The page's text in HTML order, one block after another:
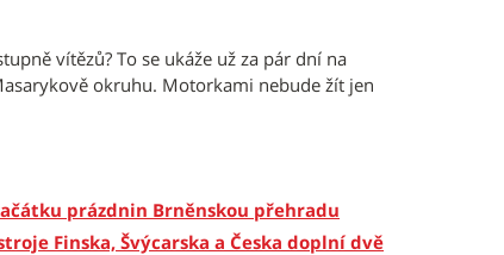
vítězů? To se ukáže už za pár dní na
okruhu. Motorkami nebude žít jen
začátku prázdnin Brněnskou přehradu
Finska, Švýcarska a Česka doplní dvě